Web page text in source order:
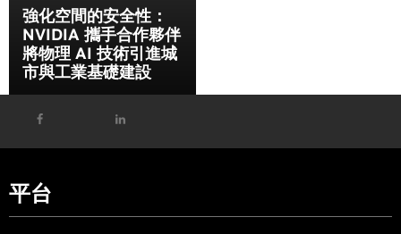
強化空間的安全性：
NVIDIA 攜手合作夥伴
將物理 AI 技術引進城
市與工業基礎建設
平台